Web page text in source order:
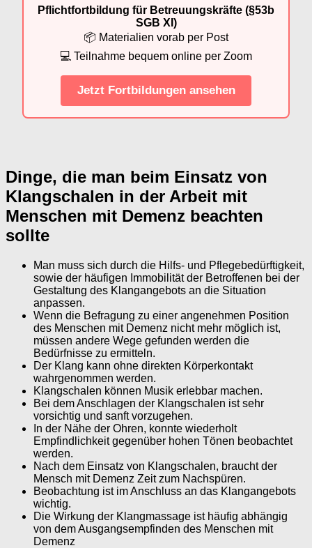
Pflichtfortbildung für Betreuungskräfte (§53b
SGB XI)
📦 Materialien vorab per Post
💻 Teilnahme bequem online per Zoom
Jetzt Fortbildungen ansehen
Dinge, die man beim Einsatz von
Klangschalen in der Arbeit mit
Menschen mit Demenz beachten
sollte
Man muss sich durch die Hilfs- und Pflegebedürftigkeit,
sowie der häufigen Immobilität der Betroffenen bei der
Gestaltung des Klangangebots an die Situation
anpassen.
Wenn die Befragung zu einer angenehmen Position
des Menschen mit Demenz nicht mehr möglich ist,
müssen andere Wege gefunden werden die
Bedürfnisse zu ermitteln.
Der Klang kann ohne direkten Körperkontakt
wahrgenommen werden.
Klangschalen können Musik erlebbar machen.
Bei dem Anschlagen der Klangschalen ist sehr
vorsichtig und sanft vorzugehen.
In der Nähe der Ohren, konnte wiederholt
Empfindlichkeit gegenüber hohen Tönen beobachtet
werden.
Nach dem Einsatz von Klangschalen, braucht der
Mensch mit Demenz Zeit zum Nachspüren.
Beobachtung ist im Anschluss an das Klangangebots
wichtig.
Die Wirkung der Klangmassage ist häufig abhängig
von dem Ausgangsempfinden des Menschen mit
Demenz